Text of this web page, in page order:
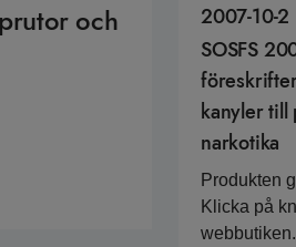
och
2007-10-2
SOSFS
kanyler till
narkotika
Produkten
Klicka på
webbutiken.